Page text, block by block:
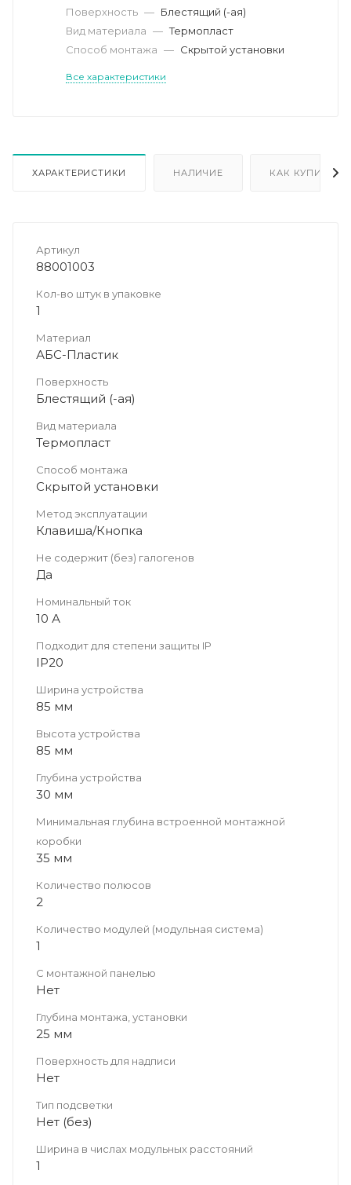
Поверхность — Блестящий (-ая)
Вид материала — Термопласт
Способ монтажа — Скрытой установки
Все характеристики
ХАРАКТЕРИСТИКИ НАЛИЧИЕ КАК КУПИТЬ
Артикул
88001003
Кол-во штук в упаковке
1
Материал
АБС-Пластик
Поверхность
Блестящий (-ая)
Вид материала
Термопласт
Способ монтажа
Скрытой установки
Метод эксплуатации
Клавиша/Кнопка
Не содержит (без) галогенов
Да
Номинальный ток
10 А
Подходит для степени защиты IP
IP20
Ширина устройства
85 мм
Высота устройства
85 мм
Глубина устройства
30 мм
Минимальная глубина встроенной монтажной
коробки
35 мм
Количество полюсов
2
Количество модулей (модульная система)
1
С монтажной панелью
Нет
Глубина монтажа, установки
25 мм
Поверхность для надписи
Нет
Тип подсветки
Нет (без)
Ширина в числах модульных расстояний
1